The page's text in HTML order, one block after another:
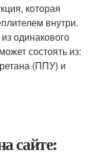
которая
внутри.
одинакового
состоять из:
(ППУ) и
сайте: